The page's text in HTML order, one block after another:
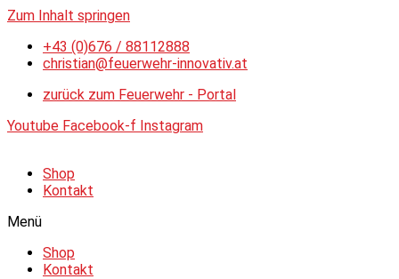
Zum Inhalt springen
+43 (0)676 / 88112888
christian@feuerwehr-innovativ.at
zurück zum Feuerwehr - Portal
Youtube Facebook-f Instagram
Shop
Kontakt
Menü
Shop
Kontakt